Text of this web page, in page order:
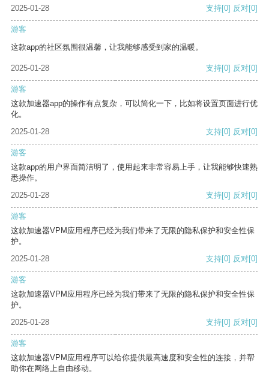
2025-01-28
支持[0] 反对[0]
游客
这款app的社区氛围很温馨，让我能够感受到家的温暖。
2025-01-28 支持[0] 反对[0]
游客
这款加速器app的操作有点复杂，可以简化一下，比如将设置页面进行优
化。
2025-01-28
支持[0] 反对[0]
游客
这款app的用户界面简洁明了，使用起来非常容易上手，让我能够快速熟
悉操作。
2025-01-28
支持[0] 反对[0]
游客
这款加速器VPM应用程序已经为我们带来了无限的隐私保护和安全性保
护。
2025-01-28
支持[0] 反对[0]
游客
这款加速器VPM应用程序已经为我们带来了无限的隐私保护和安全性保
护。
2025-01-28
支持[0] 反对[0]
游客
这款加速器VPM应用程序可以给你提供最高速度和安全性的连接，并帮
助你在网络上自由移动。